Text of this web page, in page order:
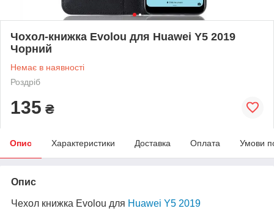
Чохол-книжка Evolou для Huawei Y5 2019
Чорний
Немає в наявності
Роздріб
135 ₴
Опис Характеристики Доставка Оплата Умови
Опис
Чехол книжка Evolou для Huawei Y5 2019